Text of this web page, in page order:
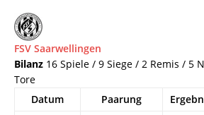
FSV Saarwellingen
Bilanz 16 Spiele / 9 Siege / 2 Remis / 5
Tore
Datum
Paarung